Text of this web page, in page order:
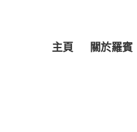
主頁 關於羅賓